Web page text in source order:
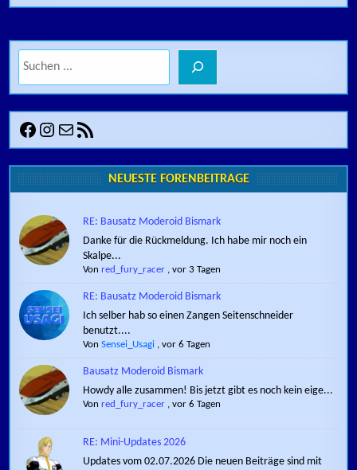
Facebook
Instagram
E-MailRSS-Feed
NEUESTE FORENBEITRÄGE
RE: Bausatz Moderoid Bismark
Danke für die Rückmeldung. Ich habe mir noch ein
Skalpe...
Vonred_fury_racer ,vor 3 Tagen
RE: Bausatz Moderoid Bismark
Ich selber hab so einen Zangen Seitenschneider
benutzt....
VonSensei_Usagi ,vor 6 Tagen
Bausatz Moderoid Bismark
Howdy alle zusammen! Bis jetzt gibt es noch kein eige...
Vonred_fury_racer ,vor 6 Tagen
RE: Mini-Updates 2026
Updates vom 02.07.2026 Die neuen Beiträge sind mit